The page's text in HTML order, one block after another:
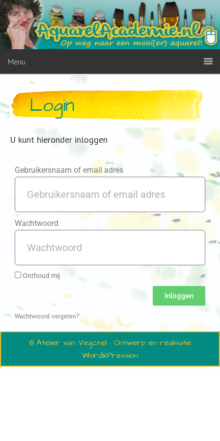
Menu
Login
U kunt hieronder inloggen
Gebruikersnaam of email adres
Wachtwoord
Onthoud mij
Inloggen
Wachtwoord vergeten?
© Atelier van Vegchel · Ontwerp en realisatie
WordXPression